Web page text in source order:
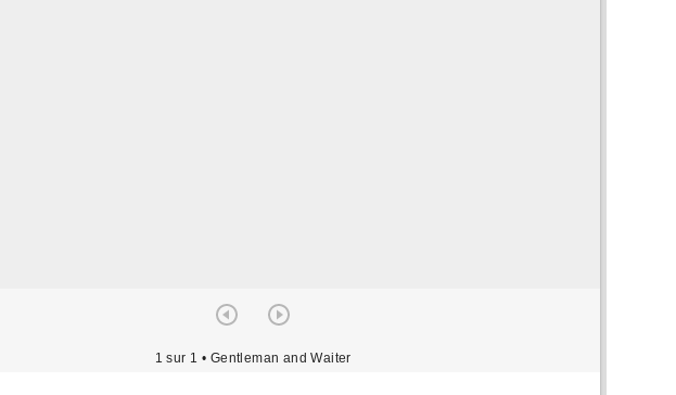
1 sur 1 • Gentleman and Waiter